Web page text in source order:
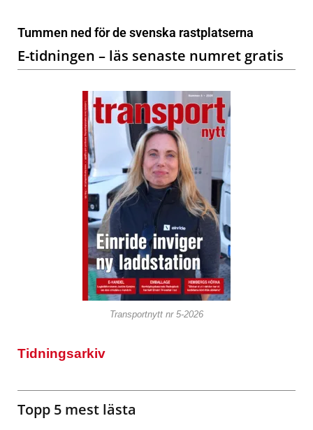
Tummen ned för de svenska rastplatserna
E-tidningen – läs senaste numret gratis
Transportnytt nr 5-2026
Tidningsarkiv
Topp 5 mest lästa